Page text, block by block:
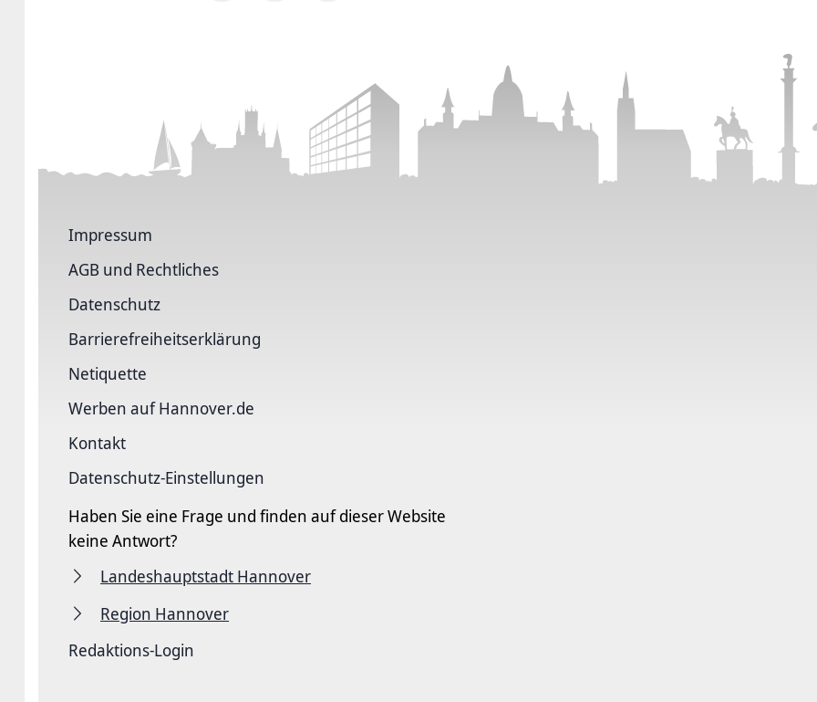
Impressum
AGB und Rechtliches
Datenschutz
Barriere­freiheits­erklärung
Netiquette
Werben auf Hannover.de
Kontakt
Datenschutz-Einstellungen
Haben Sie eine Frage und finden auf dieser Website
keine Antwort?
Landeshauptstadt Hannover
Region Hannover
Redaktions-Login